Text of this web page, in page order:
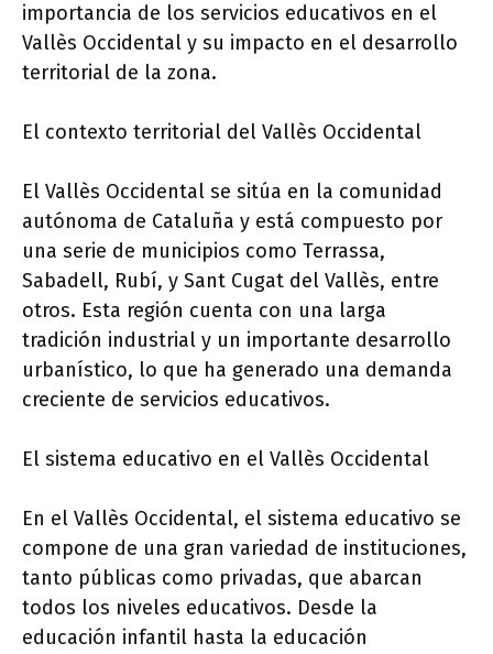
importancia de los servicios educativos en el
Vallès Occidental y su impacto en el desarrollo
territorial de la zona.
El contexto territorial del Vallès Occidental
El Vallès Occidental se sitúa en la comunidad
autónoma de Cataluña y está compuesto por
una serie de municipios como Terrassa,
Sabadell, Rubí, y Sant Cugat del Vallès, entre
otros. Esta región cuenta con una larga
tradición industrial y un importante desarrollo
urbanístico, lo que ha generado una demanda
creciente de servicios educativos.
El sistema educativo en el Vallès Occidental
En el Vallès Occidental, el sistema educativo se
compone de una gran variedad de instituciones,
tanto públicas como privadas, que abarcan
todos los niveles educativos. Desde la
educación infantil hasta la educación